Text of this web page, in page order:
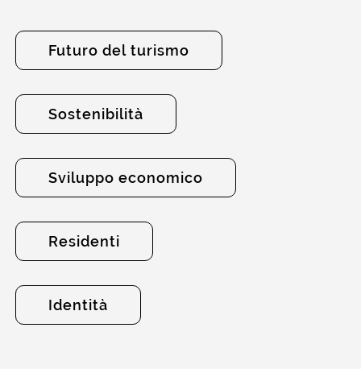
Futuro del turismo
Sostenibilità
Sviluppo economico
Residenti
Identità